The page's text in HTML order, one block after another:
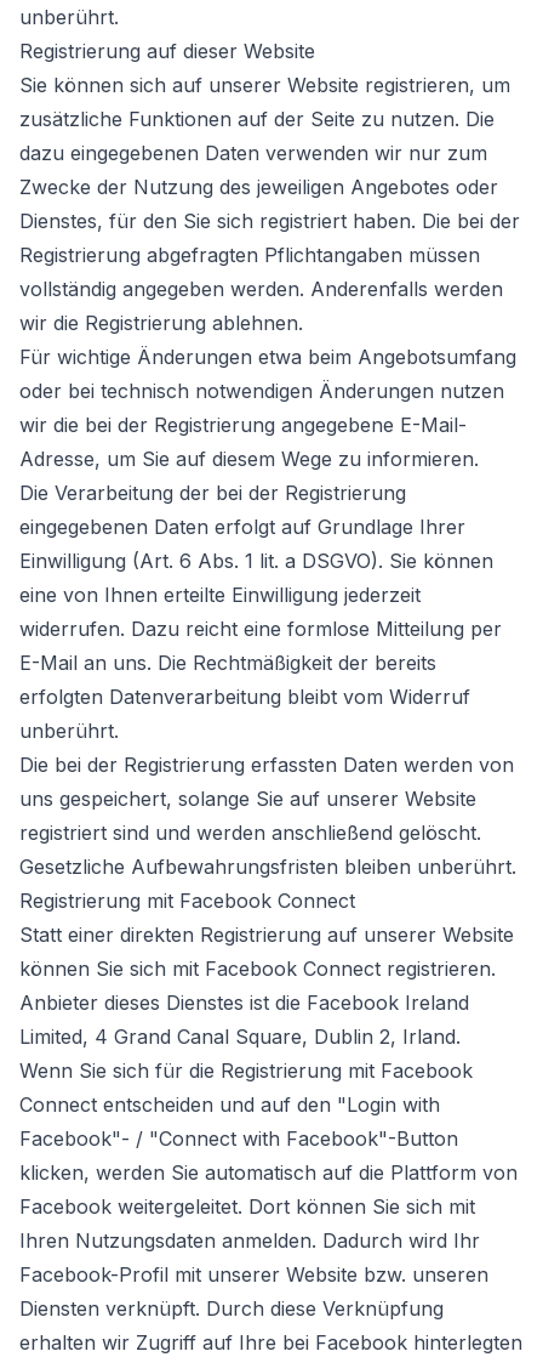
unberührt.
Registrierung auf dieser Website
Sie können sich auf unserer Website registrieren, um
zusätzliche Funktionen auf der Seite zu nutzen. Die
dazu eingegebenen Daten verwenden wir nur zum
Zwecke der Nutzung des jeweiligen Angebotes oder
Dienstes, für den Sie sich registriert haben. Die bei der
Registrierung abgefragten Pflichtangaben müssen
vollständig angegeben werden. Anderenfalls werden
wir die Registrierung ablehnen.
Für wichtige Änderungen etwa beim Angebotsumfang
oder bei technisch notwendigen Änderungen nutzen
wir die bei der Registrierung angegebene E-Mail-
Adresse, um Sie auf diesem Wege zu informieren.
Die Verarbeitung der bei der Registrierung
eingegebenen Daten erfolgt auf Grundlage Ihrer
Einwilligung (Art. 6 Abs. 1 lit. a DSGVO). Sie können
eine von Ihnen erteilte Einwilligung jederzeit
widerrufen. Dazu reicht eine formlose Mitteilung per
E-Mail an uns. Die Rechtmäßigkeit der bereits
erfolgten Datenverarbeitung bleibt vom Widerruf
unberührt.
Die bei der Registrierung erfassten Daten werden von
uns gespeichert, solange Sie auf unserer Website
registriert sind und werden anschließend gelöscht.
Gesetzliche Aufbewahrungsfristen bleiben unberührt.
Registrierung mit Facebook Connect
Statt einer direkten Registrierung auf unserer Website
können Sie sich mit Facebook Connect registrieren.
Anbieter dieses Dienstes ist die Facebook Ireland
Limited, 4 Grand Canal Square, Dublin 2, Irland.
Wenn Sie sich für die Registrierung mit Facebook
Connect entscheiden und auf den "Login with
Facebook"- / "Connect with Facebook"-Button
klicken, werden Sie automatisch auf die Plattform von
Facebook weitergeleitet. Dort können Sie sich mit
Ihren Nutzungsdaten anmelden. Dadurch wird Ihr
Facebook-Profil mit unserer Website bzw. unseren
Diensten verknüpft. Durch diese Verknüpfung
erhalten wir Zugriff auf Ihre bei Facebook hinterlegten